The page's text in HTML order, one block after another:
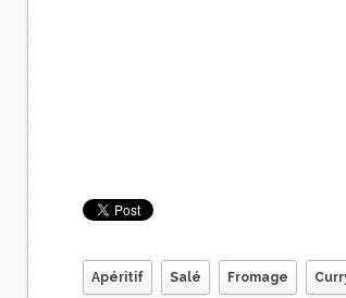
Apéritif Salé Fromage